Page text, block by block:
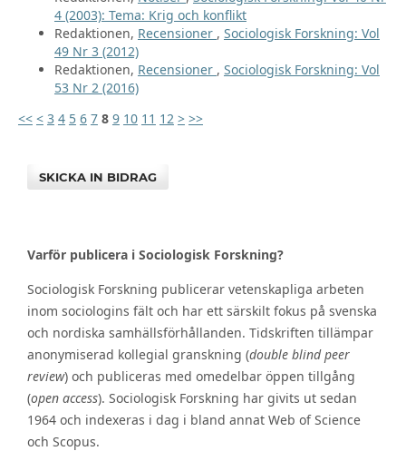
4 (2003): Tema: Krig och konflikt
Redaktionen, Recensioner , Sociologisk Forskning: Vol
49 Nr 3 (2012)
Redaktionen, Recensioner , Sociologisk Forskning: Vol
53 Nr 2 (2016)
<< < 3 4 5 6 7 8 9 10 11 12 > >>
SKICKA IN BIDRAG
Varför publicera i Sociologisk Forskning?
Sociologisk Forskning publicerar vetenskapliga arbeten
inom sociologins fält och har ett särskilt fokus på svenska
och nordiska samhällsförhållanden. Tidskriften tillämpar
anonymiserad kollegial granskning (double blind peer
review) och publiceras med omedelbar öppen tillgång
(open access). Sociologisk Forskning har givits ut sedan
1964 och indexeras i dag i bland annat Web of Science
och Scopus.